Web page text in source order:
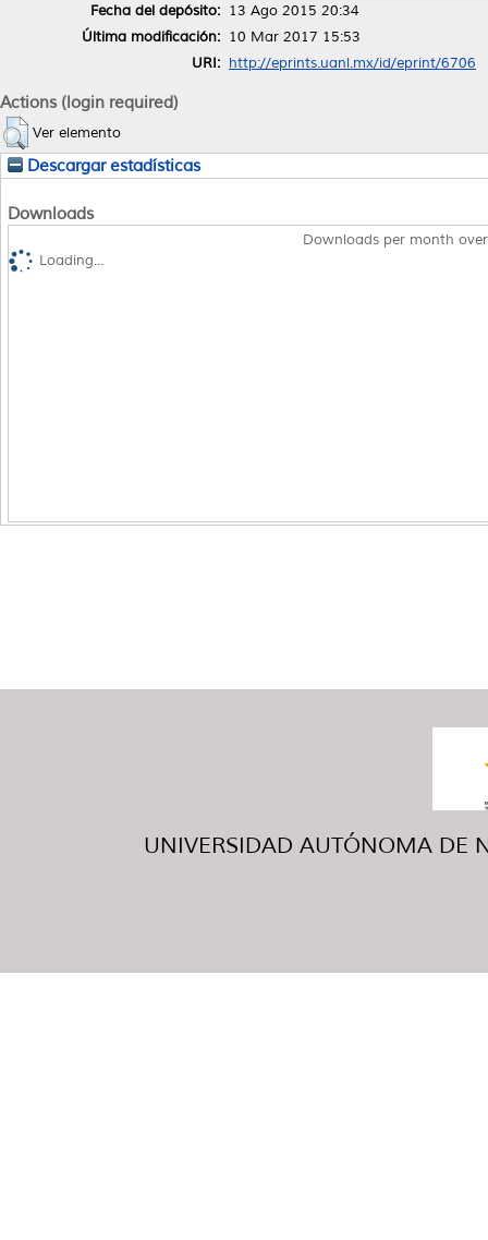
Fecha del depósito: 13 Ago 2015 20:34
Última modificación: 10 Mar 2017 15:53
URI: http://eprints.uanl.mx/id/eprint/6706
Actions (login required)
Ver elemento
Descargar estadísticas
Downloads
Downloads per month
Loading...
UNIVERSIDAD AUTÓNOMA DE